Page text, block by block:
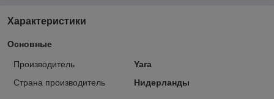
Характеристики
Основные
Производитель
Yara
Страна производитель
Нидерланды